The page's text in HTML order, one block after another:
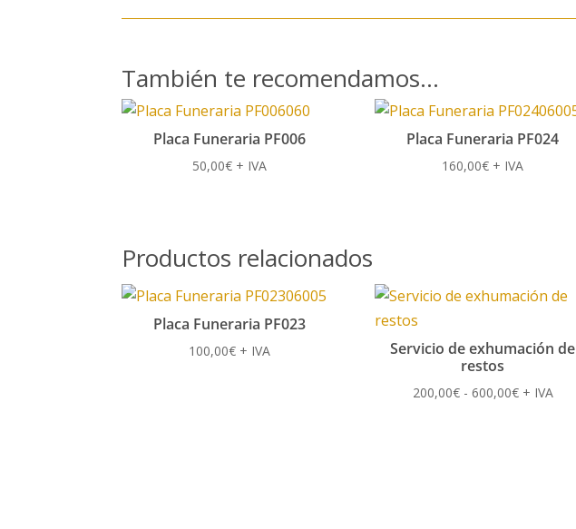
También te recomendamos…
Placa Funeraria PF006
50,00€ + IVA
Placa Funeraria PF024
160,00€ + IVA
Productos relacionados
Placa Funeraria PF023
100,00€ + IVA
Servicio de exhumación de
restos
200,00€ - 600,00€Rango
+ IVA